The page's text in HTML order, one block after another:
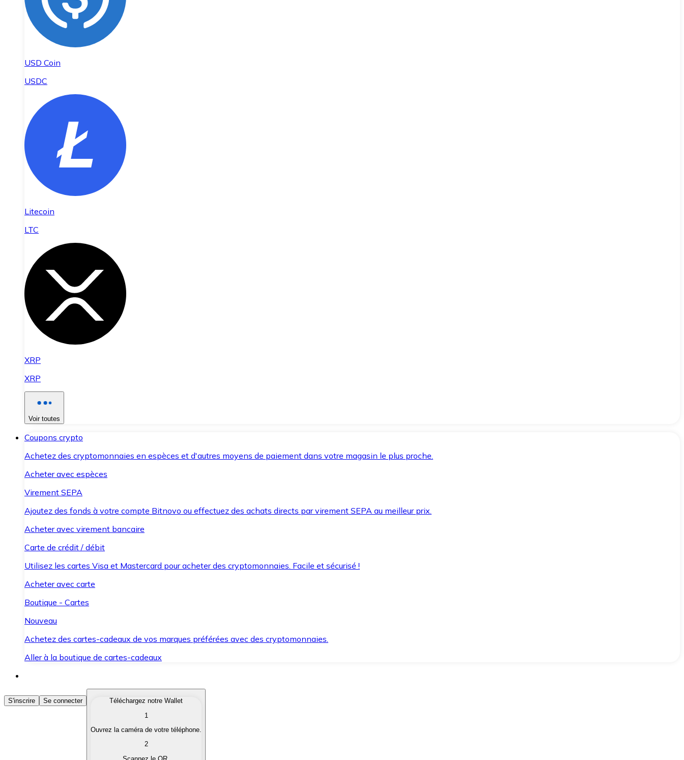
USD Coin
USDC
Litecoin
LTC
XRP
XRP
Voir toutes
Coupons crypto
Achetez des cryptomonnaies en espèces et d'autres moyens de paiement dans votre magasin le plus proche.
Acheter avec espèces
Virement SEPA
Ajoutez des fonds à votre compte Bitnovo ou effectuez des achats directs par virement SEPA au meilleur prix.
Acheter avec virement bancaire
Carte de crédit / débit
Utilisez les cartes Visa et Mastercard pour acheter des cryptomonnaies. Facile et sécurisé !
Acheter avec carte
Boutique - Cartes
Nouveau
Achetez des cartes-cadeaux de vos marques préférées avec des cryptomonnaies.
Aller à la boutique de cartes-cadeaux
Acheter des Cryptomonnaies
Achetez les cryptomonnaies qui vous intéressent rapidement et en toute sécurité.
Convertissez vos cryptomonnaies en monnaie fiduciaire lorsque vous en avez besoin.
S'inscrire Se connecter
Téléchargez notre Wallet
1
Ouvrez la caméra de votre téléphone.
2